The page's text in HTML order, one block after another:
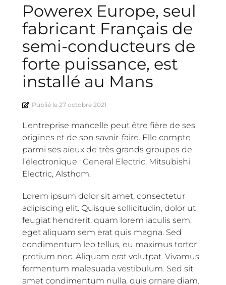
Powerex Europe, seul
fabricant Français de
semi-conducteurs de
forte puissance, est
installé au Mans
Publié le 27 octobre 2021
L’entreprise mancelle peut être fière de ses
origines et de son savoir-faire. Elle compte
parmi ses aïeux de très grands groupes de
l’électronique : General Electric, Mitsubishi
Electric, Alsthom.
Lorem ipsum dolor sit amet, consectetur
adipiscing elit. Quisque sollicitudin, dolor ut
feugiat hendrerit, quam lorem iaculis sem,
eget aliquam sem erat quis magna. Sed
condimentum leo tellus, eu maximus tortor
pretium nec. Aliquam erat volutpat. Vivamus
fermentum malesuada vestibulum. Sed sit
amet condimentum nulla, quis ornare diam.